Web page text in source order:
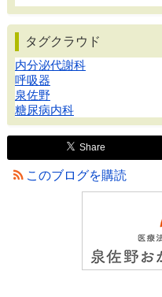
タグクラウド
内分泌代謝科
呼吸器
泉佐野
糖尿病内科
Share
このブログを購読